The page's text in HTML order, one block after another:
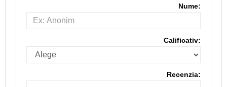
Nume:
Calificativ:
Recenzia: